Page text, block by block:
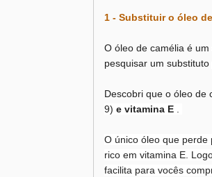
1 - Substituir o óleo
O óleo de camélia é
pesquisar um
Descobri que o óleo de
9) e vitamina E .
O único óleo que perde
rico em vitamina E.
facilita para vocês